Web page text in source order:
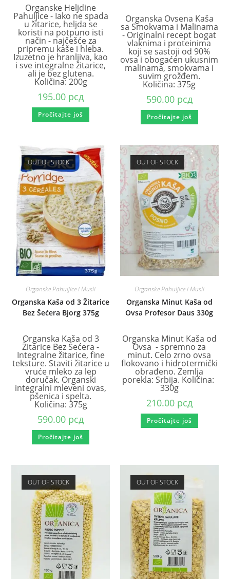
Organske Heljdine
Pahuljice - Iako ne spada
u žitarice, heljda se
koristi na potpuno isti
način - najčešće za
pripremu kaše i hleba.
Izuzetno je hranljiva, kao
i sve integralne žitarice,
ali je bez glutena.
Količina: 200g
195.00 рсд
Pročitajte još
Organska Ovsena Kaša
sa Smokvama i Malinama
- Originalni recept bogat
vlaknima i proteinima
koji se sastoji od 90%
ovsa i obogaćen ukusnim
malinama, smokvama i
suvim grožđem.
Količina: 375g
590.00 рсд
Pročitajte još
OUT OF STOCK
Organske Pahuljice i Musli
Organska Kaša od 3 Žitarice
Bez Šećera Bjorg 375g
Organska Kaša od 3
Žitarice Bez Šećera -
Integralne žitarice, fine
teksture. Staviti žitarice u
vruće mleko za lep
doručak. Organski
integralni mleveni ovas,
pšenica i spelta.
Količina: 375g
590.00 рсд
Pročitajte još
OUT OF STOCK
Organske Pahuljice i Musli
Organska Minut Kaša od
Ovsa Profesor Daus 330g
Organska Minut Kaša od
Ovsa - spremno za
minut. Celo zrno ovsa
flokovano i hidrotermički
obrađeno. Zemlja
porekla: Srbija. Količina:
330g
210.00 рсд
Pročitajte još
OUT OF STOCK OUT OF STOCK